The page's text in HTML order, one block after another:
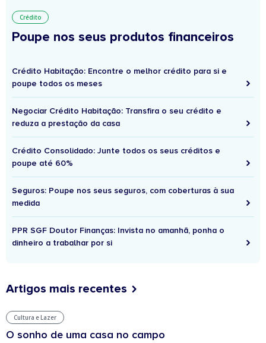
Crédito
Poupe nos seus produtos financeiros
Crédito Habitação: Encontre o melhor crédito para si e
poupe todos os meses
Negociar Crédito Habitação: Transfira o seu crédito e
reduza a prestação da casa
Crédito Consolidado: Junte todos os seus créditos e
poupe até 60%
Seguros: Poupe nos seus seguros, com coberturas à sua
medida
PPR SGF Doutor Finanças: Invista no amanhã, ponha o
dinheiro a trabalhar por si
Artigos mais recentes
Cultura e Lazer
O sonho de uma casa no campo